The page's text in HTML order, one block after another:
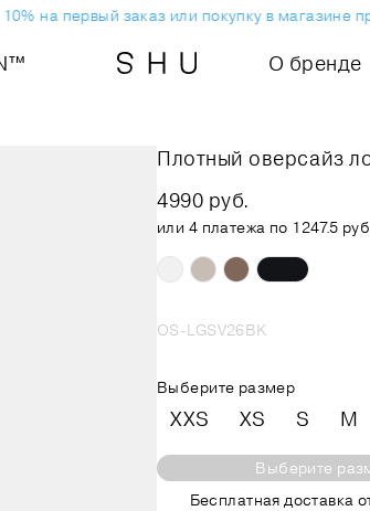
на первый заказ или покупку в магазине
О бренде
Плотный оверсайз
4990 руб.
или 4 платежа по 1247.5
OS-LGSV26BK
Выберите размер
XXS XS S M
Выберите
Бесплатная доставка